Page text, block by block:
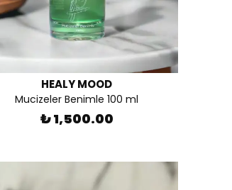
HEALY MOOD
Mucizeler Benimle 100 ml
₺ 1,500.00